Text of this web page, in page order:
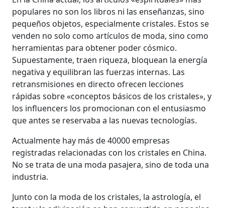
populares no son los libros ni las enseñanzas, sino
pequeños objetos, especialmente cristales. Estos se
venden no solo como artículos de moda, sino como
herramientas para obtener poder cósmico.
Supuestamente, traen riqueza, bloquean la energía
negativa y equilibran las fuerzas internas. Las
retransmisiones en directo ofrecen lecciones
rápidas sobre «conceptos básicos de los cristales», y
los influencers los promocionan con el entusiasmo
que antes se reservaba a las nuevas tecnologías.
Actualmente hay más de 40000 empresas
registradas relacionadas con los cristales en China.
No se trata de una moda pasajera, sino de toda una
industria.
Junto con la moda de los cristales, la astrología, el